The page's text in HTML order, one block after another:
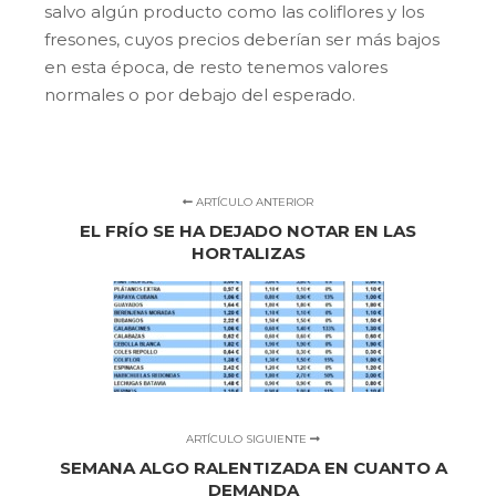
salvo algún producto como las coliflores y los
fresones, cuyos precios deberían ser más bajos
en esta época, de resto tenemos valores
normales o por debajo del esperado.
ARTÍCULO ANTERIOR
EL FRÍO SE HA DEJADO NOTAR EN LAS
HORTALIZAS
ARTÍCULO SIGUIENTE
SEMANA ALGO RALENTIZADA EN CUANTO A
DEMANDA